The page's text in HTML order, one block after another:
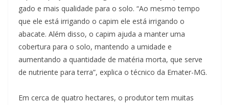
gado e mais qualidade para o solo. “Ao mesmo tempo
que ele está irrigando o capim ele está irrigando o
abacate. Além disso, o capim ajuda a manter uma
cobertura para o solo, mantendo a umidade e
aumentando a quantidade de matéria morta, que serve
de nutriente para terra”, explica o técnico da Emater-MG.
Em cerca de quatro hectares, o produtor tem muitas